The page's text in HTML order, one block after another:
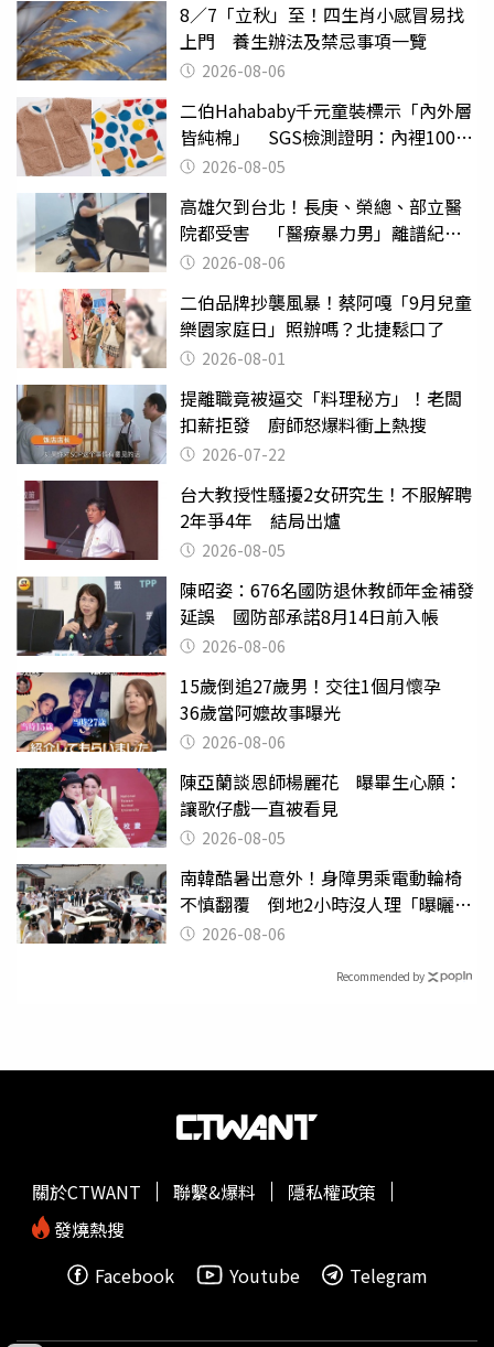
8／7「立秋」至！四生肖小感冒易找
上門 養生辦法及禁忌事項一覽
2026-08-06
二伯Hahababy千元童裝標示「內外層
皆純棉」 SGS檢測證明：內裡100%
聚酯纖維
2026-08-05
高雄欠到台北！長庚、榮總、部立醫
院都受害 「醫療暴力男」離譜紀錄
曝光2026-08-06
二伯品牌抄襲風暴！蔡阿嘎「9月兒童
樂園家庭日」照辦嗎？北捷鬆口了
2026-08-01
提離職竟被逼交「料理秘方」！老闆
扣薪拒發 廚師怒爆料衝上熱搜
2026-07-22
台大教授性騷擾2女研究生！不服解聘
2年爭4年 結局出爐
2026-08-05
陳昭姿：676名國防退休教師年金補發
延誤 國防部承諾8月14日前入帳
2026-08-06
15歲倒追27歲男！交往1個月懷孕
36歲當阿嬤故事曝光
2026-08-06
陳亞蘭談恩師楊麗花 曝畢生心願：
讓歌仔戲一直被看見
2026-08-05
南韓酷暑出意外！身障男乘電動輪椅
不慎翻覆 倒地2小時沒人理「曝曬
亡」2026-08-06
Recommended by
關於CTWANT 聯繫&爆料
隱私權政策
發燒熱搜
Facebook
Youtube Telegram